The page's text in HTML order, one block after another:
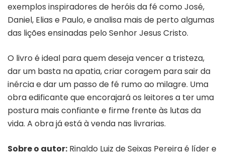
exemplos inspiradores de heróis da fé como José,
Daniel, Elias e Paulo, e analisa mais de perto algumas
das lições ensinadas pelo Senhor Jesus Cristo.
O livro é ideal para quem deseja vencer a tristeza,
dar um basta na apatia, criar coragem para sair da
inércia e dar um passo de fé rumo ao milagre. Uma
obra edificante que encorajará os leitores a ter uma
postura mais confiante e firme frente às lutas da
vida. A obra já está à venda nas livrarias.
Sobre o autor: Rinaldo Luiz de Seixas Pereira é líder e